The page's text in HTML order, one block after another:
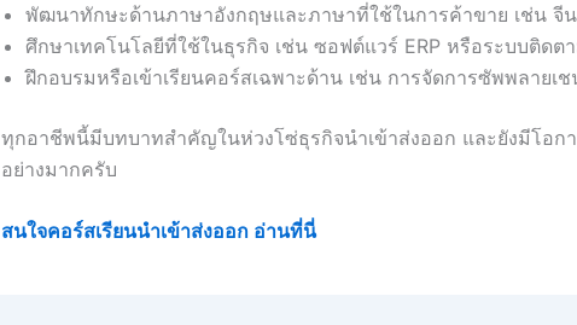
พัฒนาทักษะด้านภาษาอังกฤษและภาษาที่ใช้ในการค้าขาย เช่น จี
ศึกษาเทคโนโลยีที่ใช้ในธุรกิจ เช่น ซอฟต์แวร์ ERP หรือระบบติดต
ฝึกอบรมหรือเข้าเรียนคอร์สเฉพาะด้าน เช่น การจัดการซัพพลายเช
ทุกอาชีพนี้มีบทบาทสำคัญในห่วงโซ่ธุรกิจนำเข้าส่งออก และยังมีโอก
อย่างมากครับ
สนใจคอร์สเรียนนำเข้าส่งออก อ่านที่นี่